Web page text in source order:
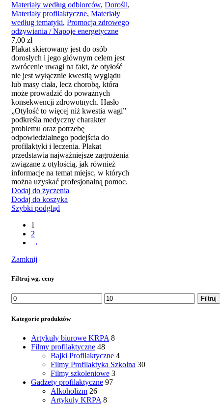
Zamknij
Filtruj wg. ceny
Filtruj
Kategorie produktów
Artykuły biurowe KRPA 8
Filmy profilaktyczne 48
Bajki Profilaktyczne 4
Filmy Profilaktyka Szkolna 30
Filmy szkoleniowe 3
Gadżety profilaktyczne 97
Alkoholizm 26
Artykuły KRPA 8
Materiały według odbiorców, Dorośli,
Materiały profilaktyczne, Materiały
według tematyki, Promocja zdrowego
odżywiania / Napoje energetyczne
7,00 zł
Plakat skierowany jest do osób
dorosłych i jego głównym celem jest
zwrócenie uwagi na fakt, że otyłość
nie jest wyłącznie kwestią wyglądu
lub masy ciała, lecz chorobą, która
może prowadzić do poważnych
konsekwencji zdrowotnych. Hasło
„Otyłość to więcej niż kwestia wagi”
podkreśla medyczny charakter
problemu oraz potrzebę
odpowiedzialnego podejścia do
profilaktyki i leczenia. Plakat
przedstawia najważniejsze zagrożenia
związane z otyłością, jak również
informacje na temat miejsc, w których
można uzyskać profesjonalną pomoc.
Dodaj do życzenia
Dodaj do koszyka
Szybki podgląd
1
2
→